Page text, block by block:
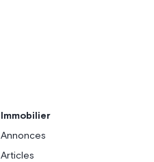
Immobilier
Annonces
Articles